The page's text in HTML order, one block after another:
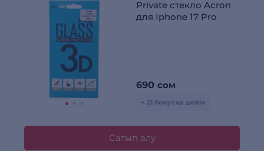
Private стекло Acron
для Iphone 17 Pro
690 сом
+ 21 бонусқа дейін
Сатып алу